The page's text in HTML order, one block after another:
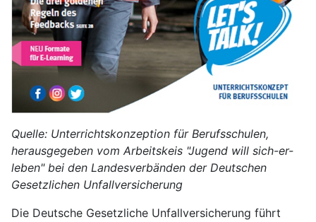
Quelle: Unterrichtskonzeption für Berufsschulen,
herausgegeben vom Arbeitskeis "Jugend will sich-er-
leben" bei den Landesverbänden der Deutschen
Gesetzlichen Unfallversicherung
Die Deutsche Gesetzliche Unfallversicherung führt